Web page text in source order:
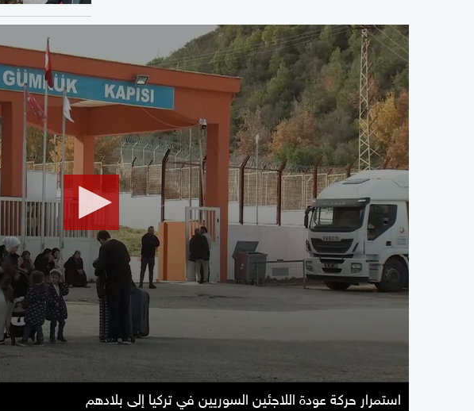
استمرار حركة عودة اللاجئين السوريين في تركيا إلى بلادهم